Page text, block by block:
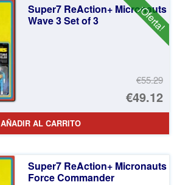
¡Oferta!
Super7 ReAction+ Micronauts
Wave 3 Set of 3
€55.29
El
€49.12
El
AÑADIR AL CARRITO
Super7 ReAction+ Micronauts
Force Commander